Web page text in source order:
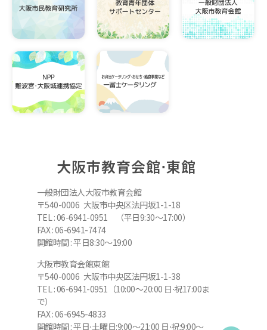
大阪市教育会館⋅東館
一般財団法人大阪市教育会館
〒540-0006 大阪市中央区法円坂1-1-18
TEL : 06-6941-0951 （平日9:30～17:00）
FAX : 06-6941-7474
開館時間 : 平日8:30～19:00
大阪市教育会館東館
〒540-0006 大阪市中央区法円坂1-1-38
TEL : 06-6941-0951（10:00～20:00 日⋅祝17:00ま
で）
FAX : 06-6945-4833
開館時間 : 平日⋅土曜日:9:00～21:00 日⋅祝:9:00～